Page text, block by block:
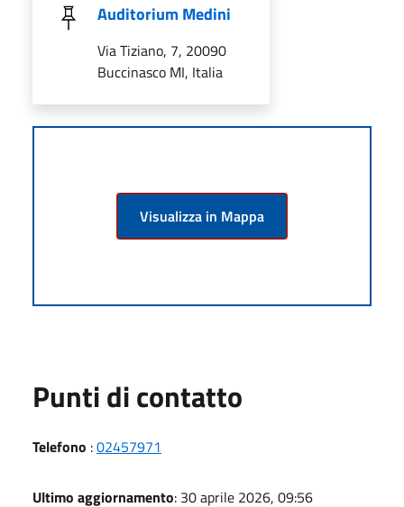
Auditorium Medini
Via Tiziano, 7, 20090
Buccinasco MI, Italia
Visualizza in Mappa
Punti di contatto
Telefono :02457971
Ultimo aggiornamento: 30 aprile 2026, 09:56